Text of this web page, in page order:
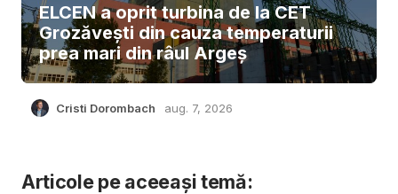
ELCEN a oprit turbina de la CET
Grozăvești din cauza temperaturii
prea mari din râul Argeș
Cristi Dorombach aug. 7, 2026
Articole pe aceeași temă: